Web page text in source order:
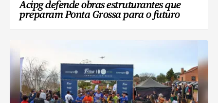
Acipg defende obras estruturantes que
preparam Ponta Grossa para o futuro